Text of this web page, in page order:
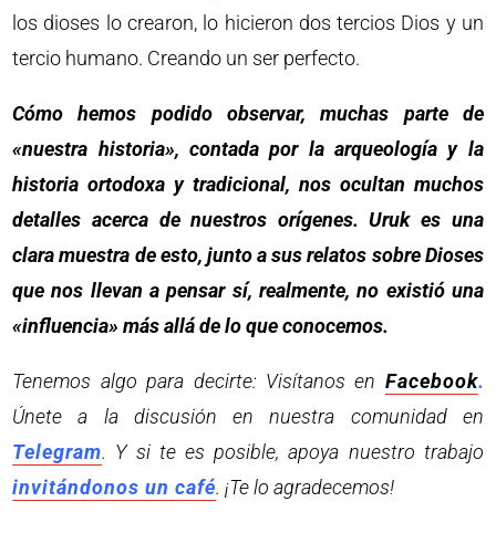
los dioses lo crearon, lo hicieron dos tercios Dios y un
tercio humano. Creando un ser perfecto.
Cómo hemos podido observar, muchas parte de
«nuestra historia», contada por la arqueología y la
historia ortodoxa y tradicional, nos ocultan muchos
detalles acerca de nuestros orígenes. Uruk es una
clara muestra de esto, junto a sus relatos sobre Dioses
que nos llevan a pensar sí, realmente, no existió una
«influencia» más allá de lo que conocemos.
Tenemos algo para decirte: Visítanos en Facebook.
Únete a la discusión en nuestra comunidad en
Telegram. Y si te es posible, apoya nuestro trabajo
invitándonos un café. ¡Te lo agradecemos!